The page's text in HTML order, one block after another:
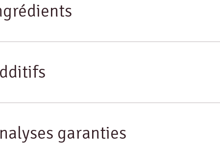
garanties